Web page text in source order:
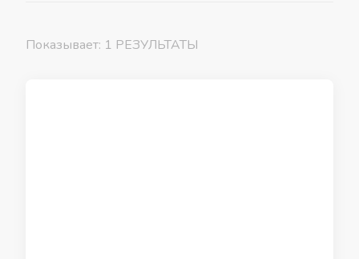
Показывает: 1 РЕЗУЛЬТАТЫ